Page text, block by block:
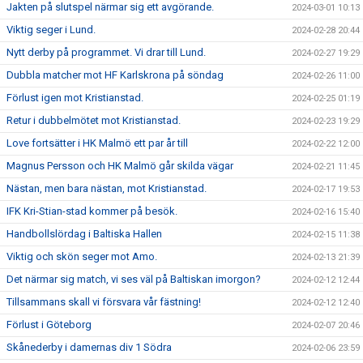
Jakten på slutspel närmar sig ett avgörande. 2024-03-01 10:13
Viktig seger i Lund. 2024-02-28 20:44
Nytt derby på programmet. Vi drar till Lund. 2024-02-27 19:29
Dubbla matcher mot HF Karlskrona på söndag 2024-02-26 11:00
Förlust igen mot Kristianstad. 2024-02-25 01:19
Retur i dubbelmötet mot Kristianstad. 2024-02-23 19:29
Love fortsätter i HK Malmö ett par år till 2024-02-22 12:00
Magnus Persson och HK Malmö går skilda vägar 2024-02-21 11:45
Nästan, men bara nästan, mot Kristianstad. 2024-02-17 19:53
IFK Kri-Stian-stad kommer på besök. 2024-02-16 15:40
Handbollslördag i Baltiska Hallen 2024-02-15 11:38
Viktig och skön seger mot Amo. 2024-02-13 21:39
Det närmar sig match, vi ses väl på Baltiskan imorgon? 2024-02-12 12:44
Tillsammans skall vi försvara vår fästning! 2024-02-12 12:40
Förlust i Göteborg 2024-02-07 20:46
Skånederby i damernas div 1 Södra 2024-02-06 23:59